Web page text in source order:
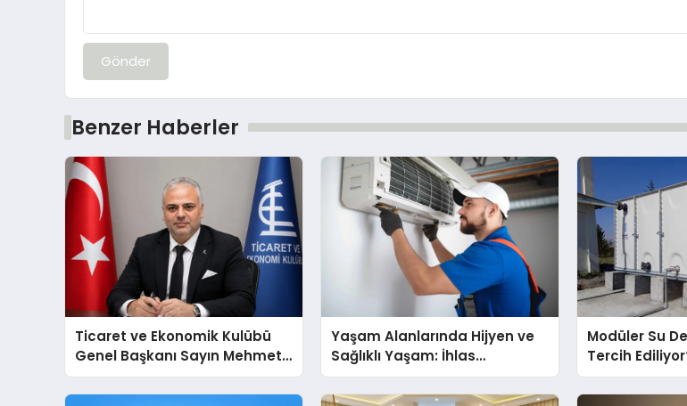
Gönder
Benzer Haberler
Ticaret ve Ekonomik Kulübü
Genel Başkanı Sayın Mehmet
Ulutaş, ekonomiye dair yaptığı
açıklamada şunları kaydetti:
Yaşam Alanlarında Hijyen ve
Sağlıklı Yaşam: İhlas
Cihazlarında Dürüst Teknik
Destek Deneyimi
Modüler Su
Tercih